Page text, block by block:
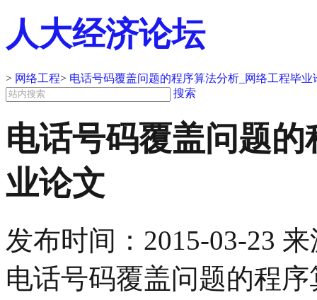
人大经济论坛
> 网络工程> 电话号码覆盖问题的程序算法分析_网络工程毕业
搜索
电话号码覆盖问题
业论文
发布时间： 2015-03-23 来
电话号码覆盖问题的程